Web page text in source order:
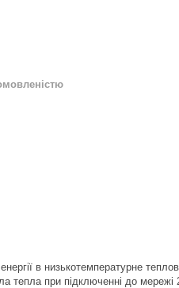
в низькотемпературне
тепла при підключенні до